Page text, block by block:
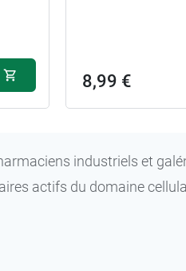
8,99 €
industriels et
actifs du domaine